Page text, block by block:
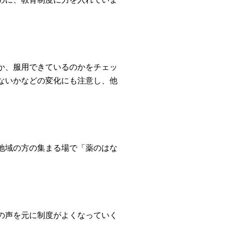
、服用できているのかをチェッ
いかなどの変化にも注意し、他
域の方の集まる場で「薬のはな
を元に制度がよくなっていく